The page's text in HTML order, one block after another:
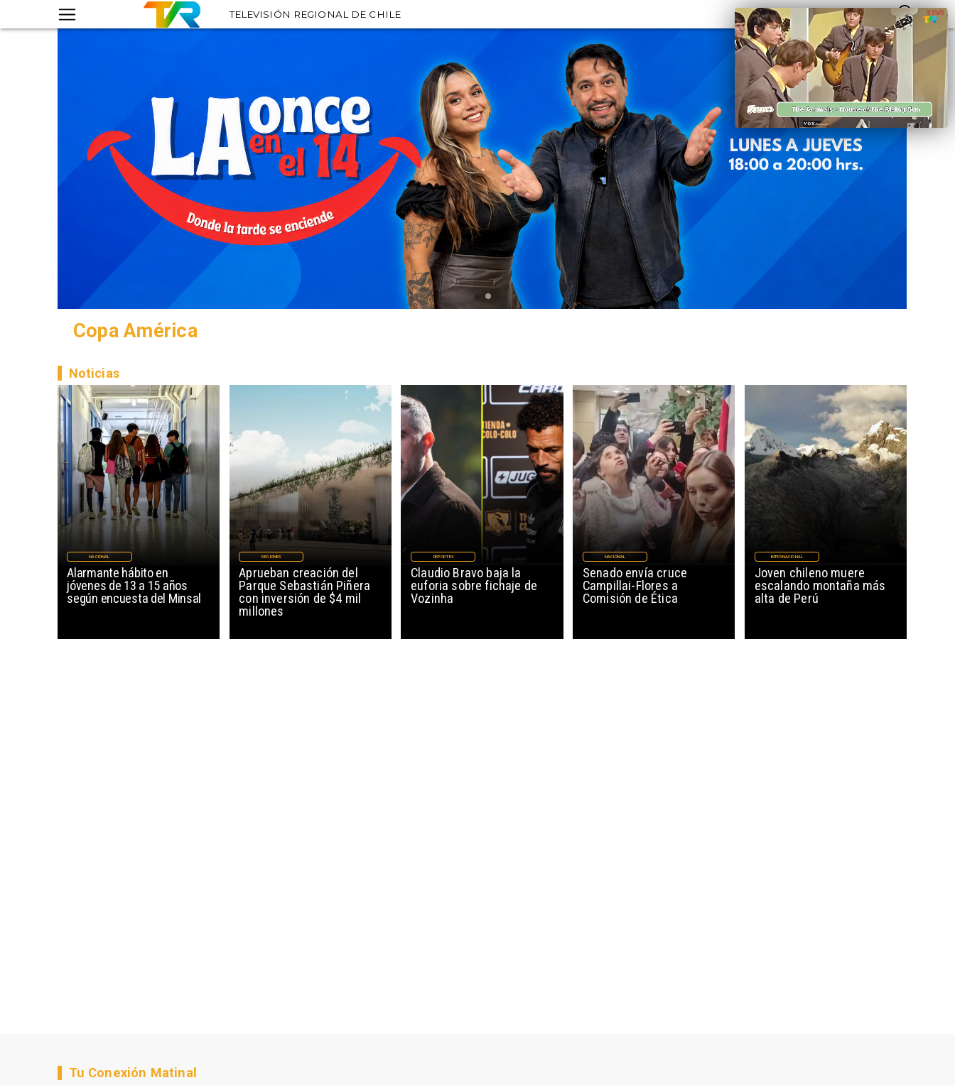
TELEVISIÓN REGIONAL DE CHILE
Copa América
Alarmante hábito en
jóvenes de 13 a 15 años
según encuesta del Minsal
NACIONAL
Noticias
Aprueban creación del
Parque Sebastián Piñera
con inversión de $4 mil
millones
REGIONES
Claudio Bravo baja la
euforia sobre fichaje de
Vozinha
DEPORTES
Senado envía cruce
Campillai-Flores a
Comisión de Ética
NACIONAL
Joven chileno muere
escalando montaña más
alta de Perú
INTERNACIONAL
Tu Conexión Matinal